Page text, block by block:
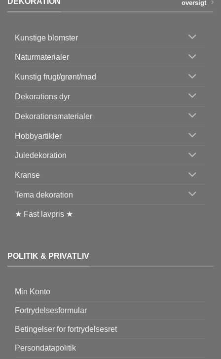
oversigt
Kunstige blomster
Naturmaterialer
Kunstig frugt/grønt/mad
Dekorations dyr
Dekorationsmaterialer
Hobbyartikler
Juledekoration
Kranse
Tema dekoration
★ Fast lavpris ★
POLITIK & PRIVATLIV
Min Konto
Fortrydelsesformular
Betingelser for fortrydelsesret
Persondatapolitik